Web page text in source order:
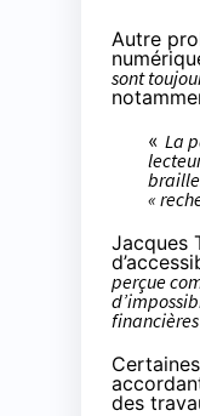
Autre
sont
« La
«
Jacques
perçue
des